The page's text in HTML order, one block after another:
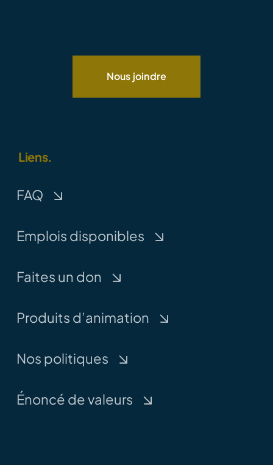
Nous joindre
Liens.
FAQ
Emplois disponibles
Faites un don
Produits d’animation
Nos politiques
Énoncé de valeurs